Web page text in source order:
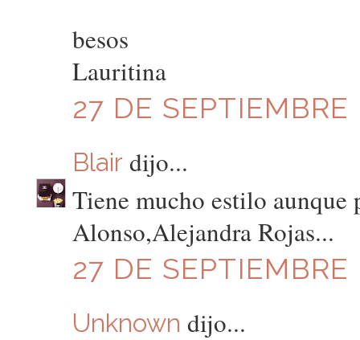
besos
Lauritina
27 DE SEPTIEMBRE
Blair dijo...
Tiene mucho estilo aunque
Alonso,Alejandra Rojas...
27 DE
Unknown dijo...